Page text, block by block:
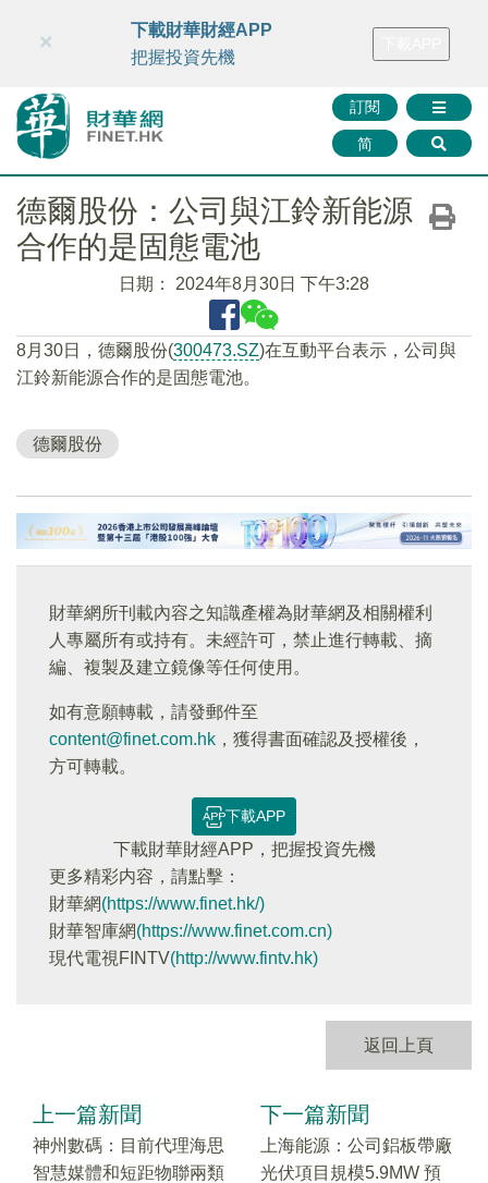
財華智庫網 FINTV FINMETA 財華證券 媒體矩陣
訂閱
简
×
下載財華財經APP
把握投資先機
德爾股份：公司與江鈴新能源
合作的是固態電池
日期： 2024年8月30日 下午3:28
8月30日，德爾股份(300473.SZ)在互動平台表示，公司與
江鈴新能源合作的是固態電池。
德爾股份
財華網所刊載內容之知識產權為財華網及相關權利
人專屬所有或持有。未經許可，禁止進行轉載、摘
編、複製及建立鏡像等任何使用。
如有意願轉載，請發郵件至
content@finet.com.hk ，獲得書面確認及授權後，
方可轉載。
下載APP
下載財華財經APP，把握投資先機
更多精彩内容，請點擊：
財華網(https://www.finet.hk/)
財華智庫網(https://www.finet.com.cn)
現代電視FINTV(http://www.fintv.hk)
返回上頁
上一篇新聞
神州數碼：目前代理海思
智慧媒體和短距物聯兩類
下一篇新聞
上海能源：公司鋁板帶廠
光伏項目規模5.9MW 預